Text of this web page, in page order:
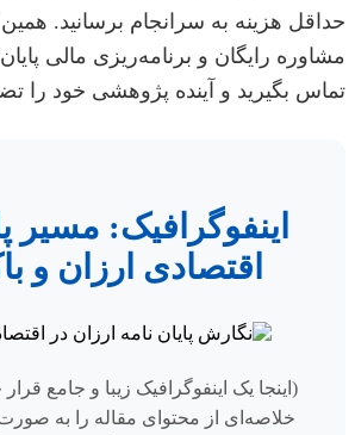
حداقل هزینه به سرانجام برسانید.
مشاوره رایگان و برنامه‌ریزی مالی
تماس بگیرید و آینده پژوهشی خود را
اینفوگرافیک: مسیر
اقتصادی ارزان و
(اینجا یک اینفوگرافیک زیبا و جامع
خلاصه‌ای از محتوای مقاله را به